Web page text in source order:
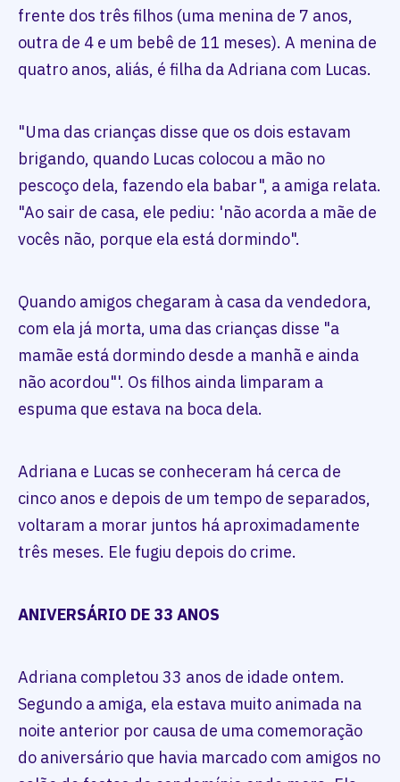
frente dos três filhos (uma menina de 7 anos,
outra de 4 e um bebê de 11 meses). A menina de
quatro anos, aliás, é filha da Adriana com Lucas.
"Uma das crianças disse que os dois estavam
brigando, quando Lucas colocou a mão no
pescoço dela, fazendo ela babar", a amiga relata.
"Ao sair de casa, ele pediu: 'não acorda a mãe de
vocês não, porque ela está dormindo".
Quando amigos chegaram à casa da vendedora,
com ela já morta, uma das crianças disse "a
mamãe está dormindo desde a manhã e ainda
não acordou"'. Os filhos ainda limparam a
espuma que estava na boca dela.
Adriana e Lucas se conheceram há cerca de
cinco anos e depois de um tempo de separados,
voltaram a morar juntos há aproximadamente
três meses. Ele fugiu depois do crime.
ANIVERSÁRIO DE 33 ANOS
Adriana completou 33 anos de idade ontem.
Segundo a amiga, ela estava muito animada na
noite anterior por causa de uma comemoração
do aniversário que havia marcado com amigos no